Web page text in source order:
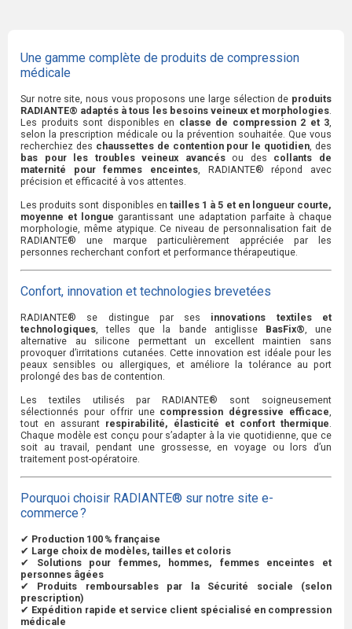
Une gamme complète de produits de compression
médicale
Sur notre site, nous vous proposons une large sélection de produits
RADIANTE® adaptés à tous les besoins veineux et morphologies.
Les produits sont disponibles en classe de compression 2 et 3,
selon la prescription médicale ou la prévention souhaitée. Que vous
recherchiez des chaussettes de contention pour le quotidien, des
bas pour les troubles veineux avancésou des collants de
maternité pour femmes enceintes, RADIANTE® répond avec
précision et efficacité à vos attentes.
Les produits sont disponibles en tailles 1 à 5 et en longueur courte,
moyenne et longue garantissant une adaptation parfaite à chaque
morphologie, même atypique. Ce niveau de personnalisation fait de
RADIANTE® une marque particulièrement appréciée par les
personnes recherchant confort et performance thérapeutique.
Confort, innovation et technologies brevetées
RADIANTE® se distingue par ses innovations textiles et
technologiques, telles que la bande antiglisse BasFix®, une
alternative au silicone permettant un excellent maintien sans
provoquer d’irritations cutanées. Cette innovation est idéale pour les
peaux sensibles ou allergiques, et améliore la tolérance au port
prolongé des bas de contention.
Les textiles utilisés par RADIANTE® sont soigneusement
sélectionnés pour offrir une compression dégressive efficace,
tout en assurant respirabilité, élasticité et confort thermique.
Chaque modèle est conçu pour s’adapter à la vie quotidienne, que ce
soit au travail, pendant une grossesse, en voyage ou lors d’un
traitement post-opératoire.
Pourquoi choisir RADIANTE® sur notre site e-
commerce ?
✔ Production 100 % française
✔ Large choix de modèles, tailles et coloris
✔ Solutions pour femmes, hommes, femmes enceintes et
personnes âgées
✔ Produits remboursables par la Sécurité sociale (selon
prescription)
✔ Expédition rapide et service client spécialisé en compression
médicale